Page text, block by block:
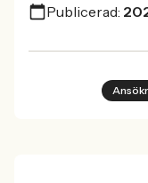
Publicerad: